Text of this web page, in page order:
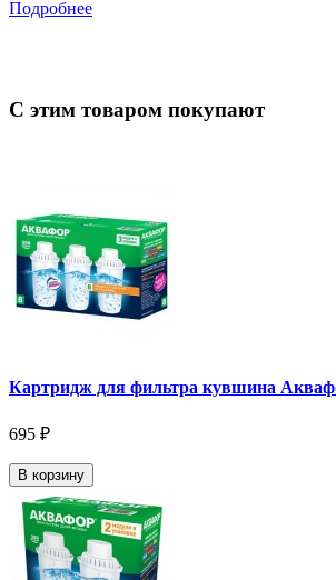
Подробнее
С этим товаром покупают
Картридж для фильтра кувшина
695 ₽
В корзину